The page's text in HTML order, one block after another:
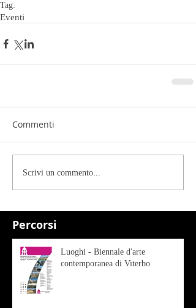
Percorsi
Tag:
Eventi
Commenti
Scrivi un commento...
Luoghi - Biennale d'arte
contemporanea di Viterbo